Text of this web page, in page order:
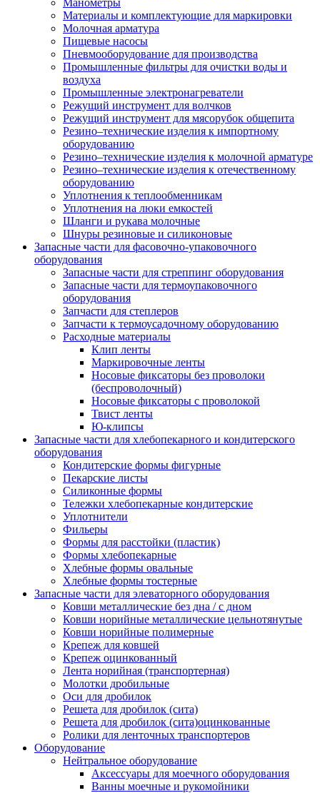
Материалы и комплектующие для маркировки
Молочная арматура
Пищевые насосы
Пневмооборудование для производства
Промышленные фильтры для очистки воды и
воздуха
Промышленные электронагреватели
Режущий инструмент для волчков
Режущий инструмент для мясорубок общепита
Резино–технические изделия к импортному
оборудованию
Резино–технические изделия к молочной арматуре
Резино–технические изделия к отечественному
оборудованию
Уплотнения к теплообменникам
Уплотнения на люки емкостей
Шланги и рукава молочные
Шнуры резиновые и силиконовые
Запасные части для фасовочно-упаковочного
оборудования
Запасные части для стреппинг оборудования
Запасные части для термоупаковочного
оборудования
Запчасти для степлеров
Запчасти к термоусадочному оборудованию
Расходные материалы
Клип ленты
Маркировочные ленты
Носовые фиксаторы без проволоки
(беспроволочный)
Носовые фиксаторы с проволокой
Твист ленты
Ю-клипсы
Запасные части для хлебопекарного и кондитерского
оборудования
Кондитерские формы фигурные
Пекарские листы
Силиконные формы
Тележки хлебопекарные кондитерские
Уплотнители
Фильеры
Формы для расстойки (пластик)
Формы хлебопекарные
Хлебные формы овальные
Хлебные формы тостерные
Запасные части для элеваторного оборудования
Ковши металлические без дна / с дном
Ковши норийные металлические цельнотянутые
Ковши норийные полимерные
Крепеж для ковшей
Крепеж оцинкованный
Лента норийная (транспортерная)
Молотки дробильные
Оси для дробилок
Решета для дробилок (сита)
Решета для дробилок (сита)оцинкованные
Ролики для ленточных транспортеров
Оборудование
Нейтральное оборудование
Аксессуары для моечного оборудования
Ванны моечные и рукомойники